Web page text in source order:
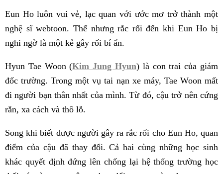
Eun Ho luôn vui vẻ, lạc quan với ước mơ trở thành một
nghệ sĩ webtoon. Thế nhưng rắc rối đến khi Eun Ho bị
nghi ngờ là một kẻ gây rối bí ẩn.
Hyun Tae Woon (Kim Jung Hyun) là con trai của giám
đốc trường. Trong một vụ tai nạn xe máy, Tae Woon mất
đi người bạn thân nhất của mình. Từ đó, cậu trở nên cứng
rắn, xa cách và thô lỗ.
Song khi biết được người gây ra rắc rối cho Eun Ho, quan
điểm của cậu đã thay đổi. Cả hai cùng những học sinh
khác quyết định đứng lên chống lại hệ thống trường học